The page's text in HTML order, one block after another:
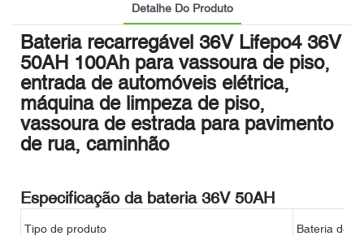
Detalhe Do Produto
Bateria recarregável 36V Lifepo4 36V
50AH 100Ah para vassoura de piso,
entrada de automóveis elétrica,
máquina de limpeza de piso,
vassoura de estrada para pavimento
de rua, caminhão
Especificação da bateria 36V 50AH
Tipo de produto Bateria de